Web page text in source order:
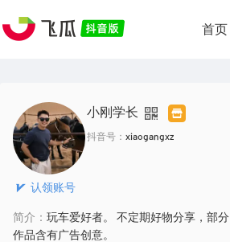
首页
认领账号
小刚学长
抖音号： xiaogangxz
简介： 玩车爱好者。 不定期好物分享，部分
作品含有广告创意。